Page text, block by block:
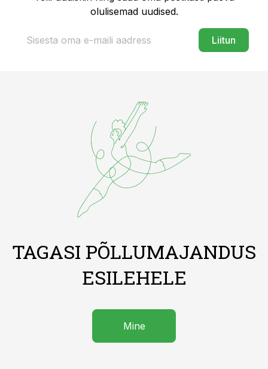
olulisemad uudised.
Liitun
TAGASI PÕLLUMAJANDUS
ESILEHELE
Mine